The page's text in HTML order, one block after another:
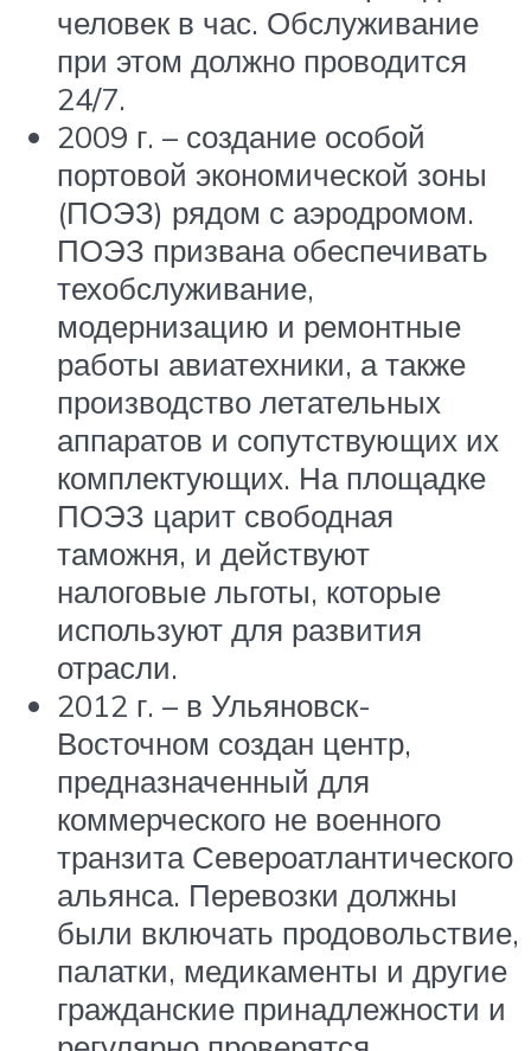
человек в час. Обслуживание
при этом должно проводится
24/7.
2009 г. – создание особой
портовой экономической зоны
(ПОЭЗ) рядом с аэродромом.
ПОЭЗ призвана обеспечивать
техобслуживание,
модернизацию и ремонтные
работы авиатехники, а также
производство летательных
аппаратов и сопутствующих их
комплектующих. На площадке
ПОЭЗ царит свободная
таможня, и действуют
налоговые льготы, которые
используют для развития
отрасли.
2012 г. – в Ульяновск-
Восточном создан центр,
предназначенный для
коммерческого не военного
транзита Североатлантического
альянса. Перевозки должны
были включать продовольствие,
палатки, медикаменты и другие
гражданские принадлежности и